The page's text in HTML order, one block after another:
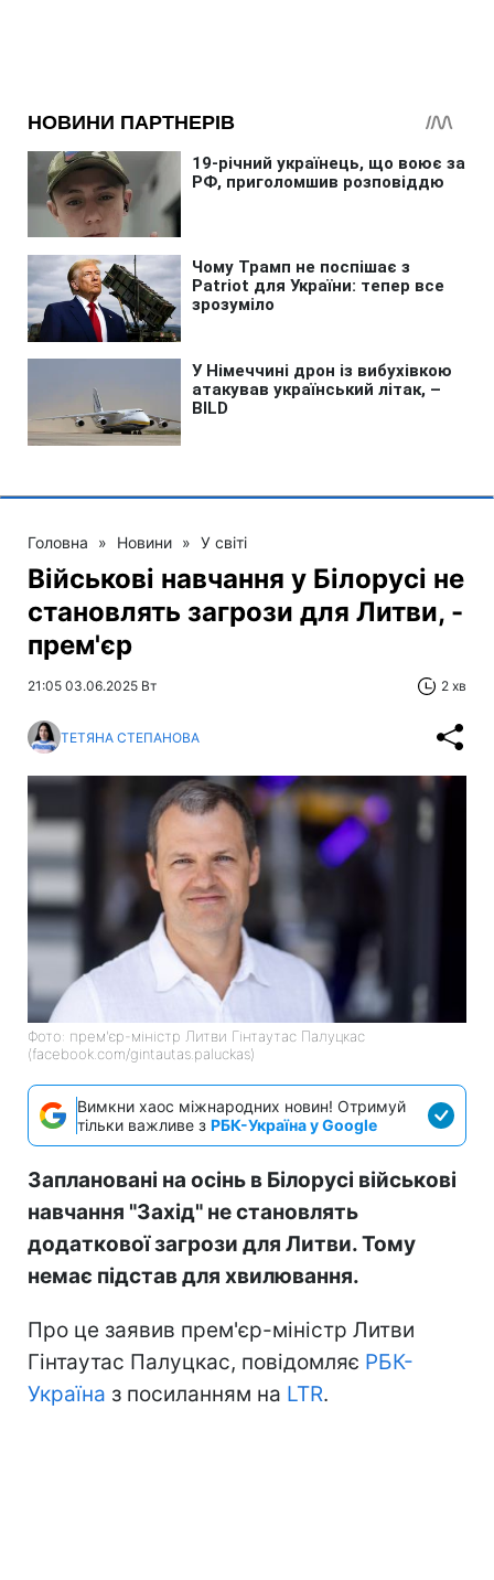
Головна » Новини » У світі
Військові навчання у Білорусі не
становлять загрози для Литви, -
прем'єр
21:05 03.06.2025 Вт 2 хв
ТЕТЯНА СТЕПАНОВА
Фото: прем'єр-міністр Литви Гінтаутас Палуцкас
(facebook.com/gintautas.paluckas)
Вимкни хаос міжнародних новин! Отримуй
тільки важливе з РБК-Україна у Google
Заплановані на осінь в Білорусі військові
навчання "Захід" не становлять
додаткової загрози для Литви. Тому
немає підстав для хвилювання.
Про це заявив прем'єр-міністр Литви
Гінтаутас Палуцкас, повідомляє РБК-
Україна з посиланням на LTR.